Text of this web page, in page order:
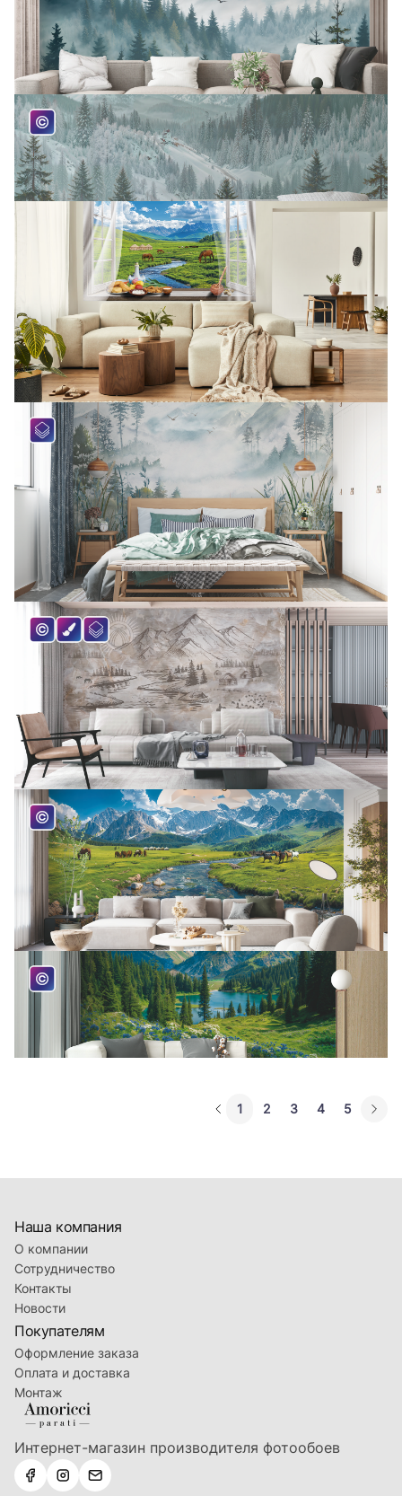
1 2 3 4 5
Интернет-магазин производителя фотообоев
Наша компания
О компании
Сотрудничество
Контакты
Новости
Покупателям
Оформление заказа
Оплата и доставка
Монтаж